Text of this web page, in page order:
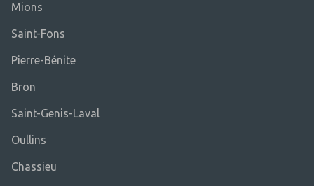
Mions
Saint-Fons
Pierre-Bénite
Bron
Saint-Genis-Laval
Oullins
Chassieu